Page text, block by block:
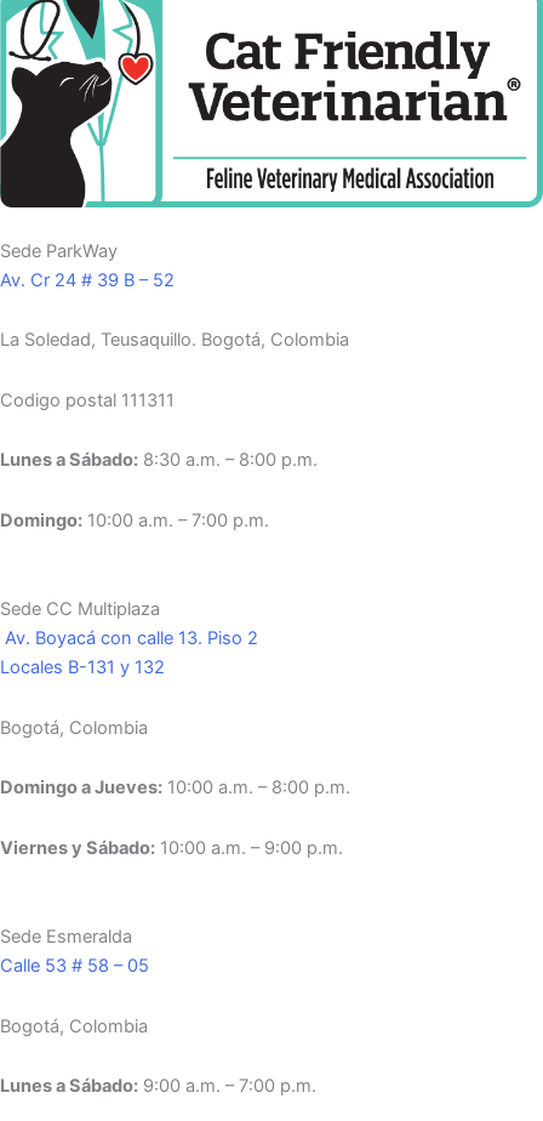
Sede ParkWay
Av. Cr 24 # 39 B – 52
La Soledad, Teusaquillo. Bogotá, Colombia
Codigo postal 111311
Lunes a Sábado: 8:30 a.m. – 8:00 p.m.
Domingo: 10:00 a.m. – 7:00 p.m.
Sede CC Multiplaza
Av. Boyacá con calle 13. Piso 2
Locales B-131 y 132
Bogotá, Colombia
Domingo a Jueves: 10:00 a.m. – 8:00 p.m.
Viernes y Sábado: 10:00 a.m. – 9:00 p.m.
Sede Esmeralda
Calle 53 # 58 – 05
Bogotá, Colombia
Lunes a Sábado: 9:00 a.m. – 7:00 p.m.